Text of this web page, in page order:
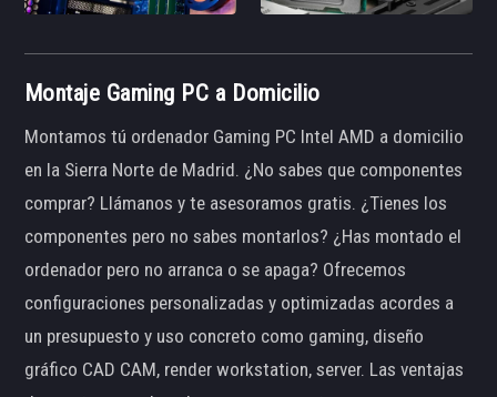
Montaje Gaming PC a Domicilio
Montamos tú ordenador Gaming PC Intel AMD a domicilio
en la Sierra Norte de Madrid. ¿No sabes que componentes
comprar? Llámanos y te asesoramos gratis. ¿Tienes los
componentes pero no sabes montarlos? ¿Has montado el
ordenador pero no arranca o se apaga? Ofrecemos
configuraciones personalizadas y optimizadas acordes a
un presupuesto y uso concreto como gaming, diseño
gráfico CAD CAM, render workstation, server. Las ventajas